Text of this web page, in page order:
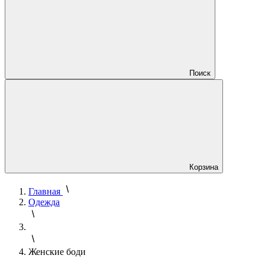
Поиск
Корзина
Главная
Одежда
Женские боди